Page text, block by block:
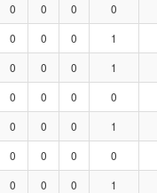
0 0 0 0
0 0 0 1
0 0 0 1
0 0 0 0
0 0 0 1
0 0 0 0
0 0 0 1